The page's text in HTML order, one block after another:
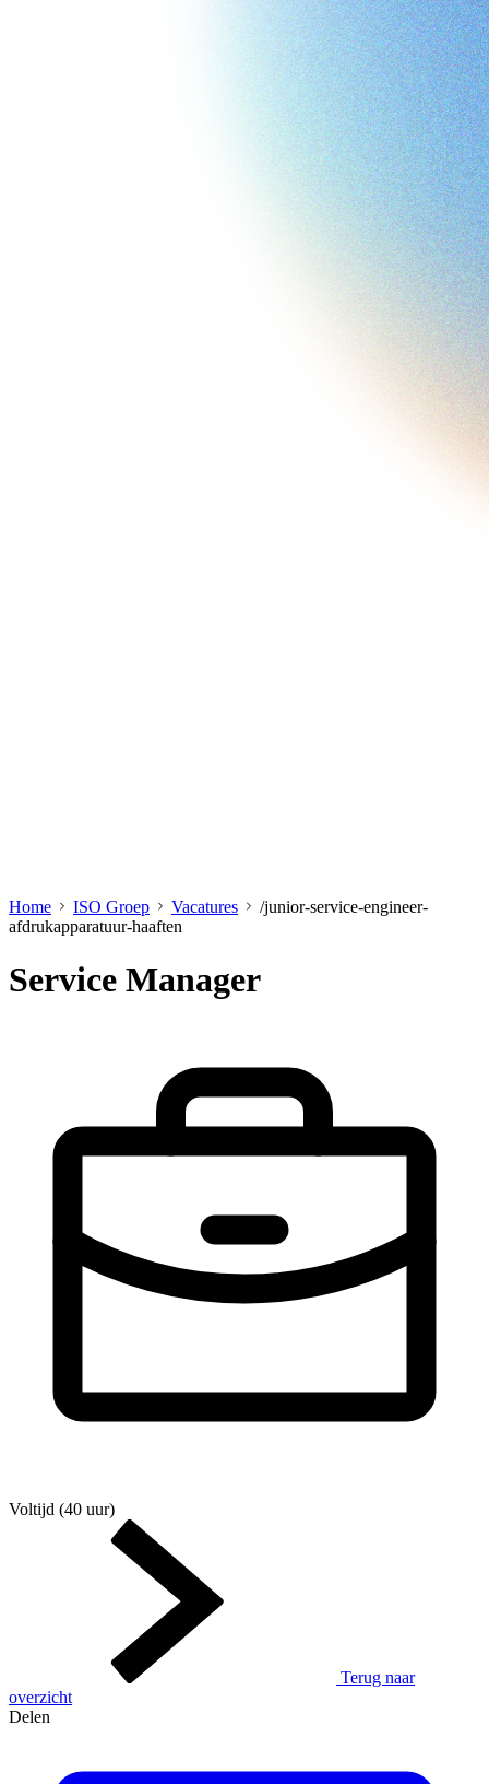
Home ISO Groep Vacatures
/junior-service-engineer-
afdrukapparatuur-haaften
Service Manager
Voltijd (40 uur)
Terug naar
overzicht
Delen